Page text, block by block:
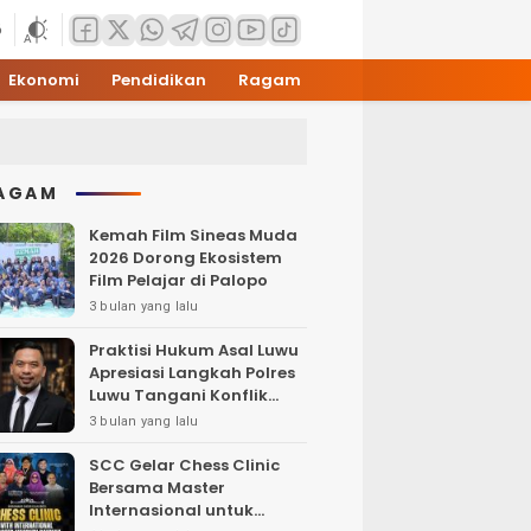
Ekonomi Pendidikan Ragam
Kemah Film Sineas Muda
2026 Dorong Ekosistem
Film Pelajar di Palopo
3 bulan yang lalu
Praktisi Hukum Asal Luwu
Apresiasi Langkah Polres
Luwu Tangani Konflik
Sosial
3 bulan yang lalu
SCC Gelar Chess Clinic
Bersama Master
Internasional untuk